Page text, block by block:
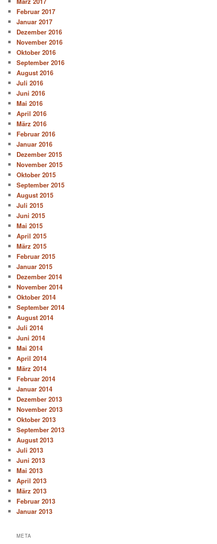
Februar 2017
Januar 2017
Dezember 2016
November 2016
Oktober 2016
September 2016
August 2016
Juli 2016
Juni 2016
Mai 2016
April 2016
März 2016
Februar 2016
Januar 2016
Dezember 2015
November 2015
Oktober 2015
September 2015
August 2015
Juli 2015
Juni 2015
Mai 2015
April 2015
März 2015
Februar 2015
Januar 2015
Dezember 2014
November 2014
Oktober 2014
September 2014
August 2014
Juli 2014
Juni 2014
Mai 2014
April 2014
März 2014
Februar 2014
Januar 2014
Dezember 2013
November 2013
Oktober 2013
September 2013
August 2013
Juli 2013
Juni 2013
Mai 2013
April 2013
März 2013
Februar 2013
Januar 2013
META